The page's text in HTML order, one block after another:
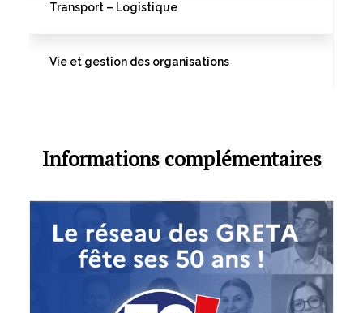
Transport – Logistique
Vie et gestion des organisations
Informations complémentaires